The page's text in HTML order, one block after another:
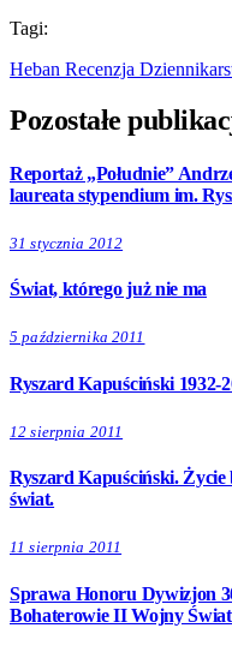
Tagi:
Heban Recenzja
Pozostałe
Reportaż „Południe”
laureata stypendium im.
31 stycznia 2012
Świat, którego już nie ma
5 października 2011
Ryszard Kapuściński 1932-
12 sierpnia 2011
Ryszard Kapuściński.
świat.
11 sierpnia 2011
Sprawa Honoru Dywizjon
Bohaterowie II Wojny